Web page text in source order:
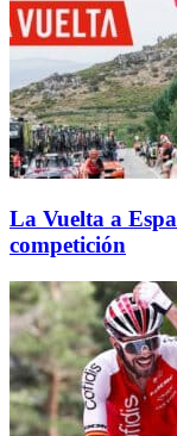
La Vuelta a
competición